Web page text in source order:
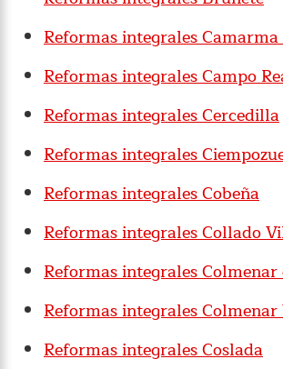
Reformas integrales
Reformas integrales Campo
Reformas integrales Cercedilla
Reformas integrales
Reformas integrales Cobeña
Reformas integrales Collado
Reformas integrales Colmenar
Reformas integrales Colmenar
Reformas integrales Coslada